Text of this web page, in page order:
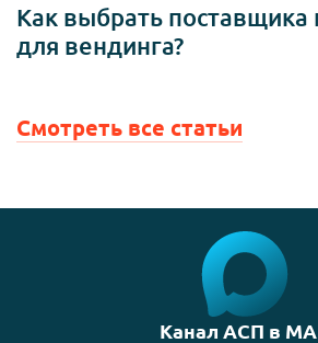
Как выбрать поставщика
для вендинга?
Смотреть все статьи
Канал АСП в